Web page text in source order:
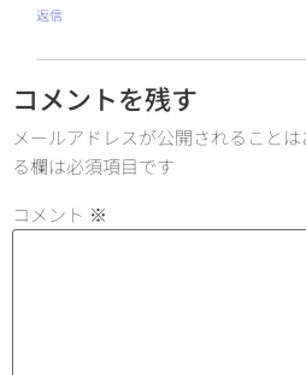
返信
コメントを残す
メールアドレスが公開されることは
る欄は必須項目です
コメント ※